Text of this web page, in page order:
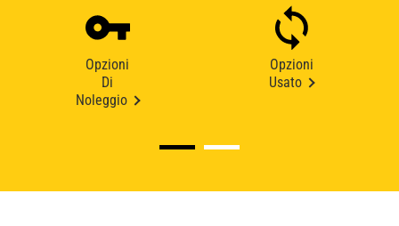
Opzioni
Di
Noleggio
Opzioni
Usato